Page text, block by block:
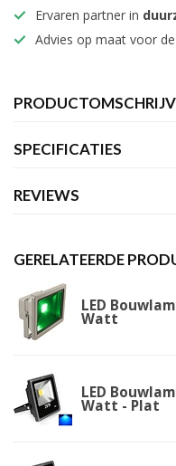
Ervaren partner in
Advies op maat voor de
SPECIFICATIES
REVIEWS
GERELATEERDE
LED
Watt
LED
Watt - Plat